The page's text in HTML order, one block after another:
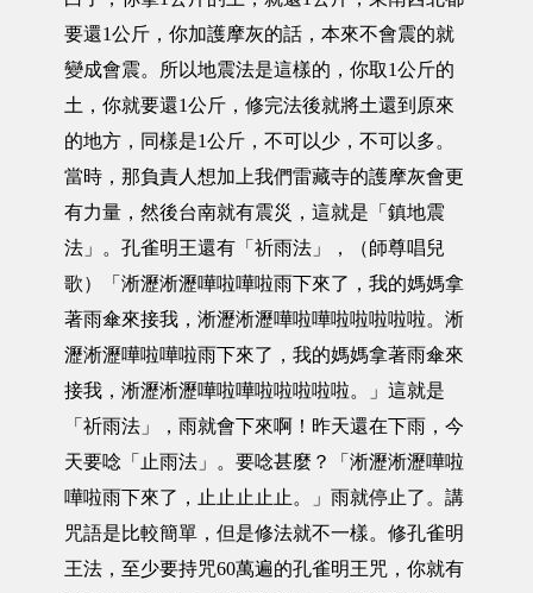
要還1公斤，你加護摩灰的話，本來不會震的就
變成會震。所以地震法是這樣的，你取1公斤的
土，你就要還1公斤，修完法後就將土還到原來
的地方，同樣是1公斤，不可以少，不可以多。
當時，那負責人想加上我們雷藏寺的護摩灰會更
有力量，然後台南就有震災，這就是「鎮地震
法」。孔雀明王還有「祈雨法」，（師尊唱兒
歌）「淅瀝淅瀝嘩啦嘩啦雨下來了，我的媽媽拿
著雨傘來接我，淅瀝淅瀝嘩啦嘩啦啦啦啦啦。淅
瀝淅瀝嘩啦嘩啦雨下來了，我的媽媽拿著雨傘來
接我，淅瀝淅瀝嘩啦嘩啦啦啦啦啦。」這就是
「祈雨法」，雨就會下來啊！昨天還在下雨，今
天要唸「止雨法」。要唸甚麼？「淅瀝淅瀝嘩啦
嘩啦雨下來了，止止止止止。」雨就停止了。講
咒語是比較簡單，但是修法就不一樣。修孔雀明
王法，至少要持咒60萬遍的孔雀明王咒，你就有